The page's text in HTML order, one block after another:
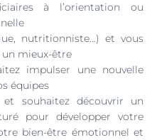
à l’orientation ou
nutritionniste…) et vous
mieux-être
impulser une nouvelle
équipes
et souhaitez découvrir un
pour développer votre
bien-être émotionnel et